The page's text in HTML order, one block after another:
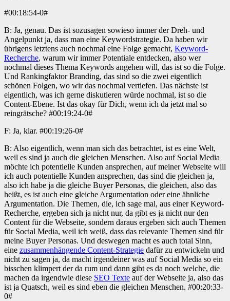
#00:18:54-0#
B: Ja, genau. Das ist sozusagen sowieso immer der Dreh- und
Angelpunkt ja, dass man eine Keywordstrategie. Da haben wir
übrigens letztens auch nochmal eine Folge gemacht, Keyword-
Recherche, warum wir immer Potentiale entdecken, also wer
nochmal dieses Thema Keywords angehen will, das ist so die Folge.
Und Rankingfaktor Branding, das sind so die zwei eigentlich
schönen Folgen, wo wir das nochmal vertiefen. Das nächste ist
eigentlich, was ich gerne diskutieren würde nochmal, ist so die
Content-Ebene. Ist das okay für Dich, wenn ich da jetzt mal so
reingrätsche? #00:19:24-0#
F: Ja, klar. #00:19:26-0#
B: Also eigentlich, wenn man sich das betrachtet, ist es eine Welt,
weil es sind ja auch die gleichen Menschen. Also auf Social Media
möchte ich potentielle Kunden ansprechen, auf meiner Webseite will
ich auch potentielle Kunden ansprechen, das sind die gleichen ja,
also ich habe ja die gleiche Buyer Personas, die gleichen, also das
heißt, es ist auch eine gleiche Argumentation oder eine ähnliche
Argumentation. Die Themen, die, ich sage mal, aus einer Keyword-
Recherche, ergeben sich ja nicht nur, da gibt es ja nicht nur den
Content für die Webseite, sondern daraus ergeben sich auch Themen
für Social Media, weil ich weiß, dass das relevante Themen sind für
meine Buyer Personas. Und deswegen macht es auch total Sinn,
eine zusammenhängende Content-Strategie dafür zu entwickeln und
nicht zu sagen ja, da macht irgendeiner was auf Social Media so ein
bisschen klimpert der da rum und dann gibt es da noch welche, die
machen da irgendwie diese SEO Texte auf der Webseite ja, also das
ist ja Quatsch, weil es sind eben die gleichen Menschen. #00:20:33-
0#